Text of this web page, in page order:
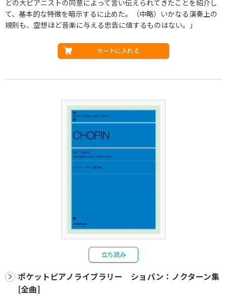
どの大ピアニストの同意によって言い伝えられてきたことを紹介し
て、基本的な特徴を暗示するに止めた。（中略）いかなる演奏上の
規則も、空想ほど音楽に与える忠告に値するものはない。」
カートに入れる
立ち読み
ポケットピアノライブラリー ショパン：ノクターン集
[全曲]